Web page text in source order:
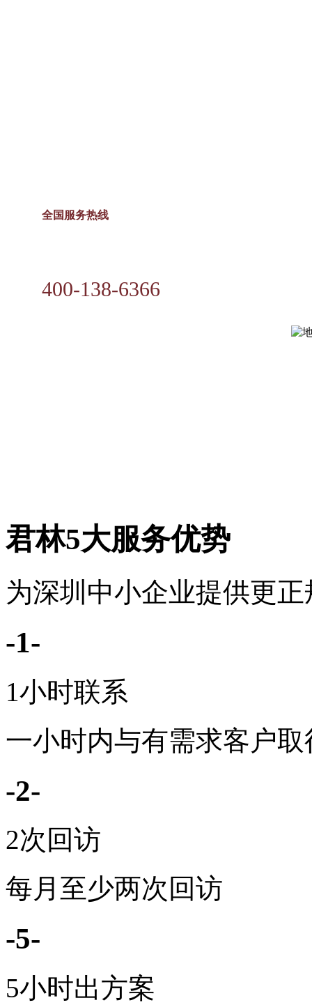
全国服务热线
400-138-6366
君林5大服务优势
为深圳中小企业提供更
-1-
1小时联系
一小时内与有需求客户
-2-
2次回访
每月至少两次回访
-5-
5小时出方案